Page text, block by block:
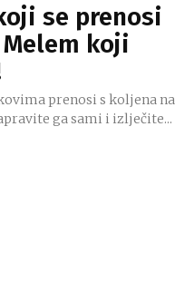
se prenosi
koji
prenosi s koljena na
ga sami i izlječite...